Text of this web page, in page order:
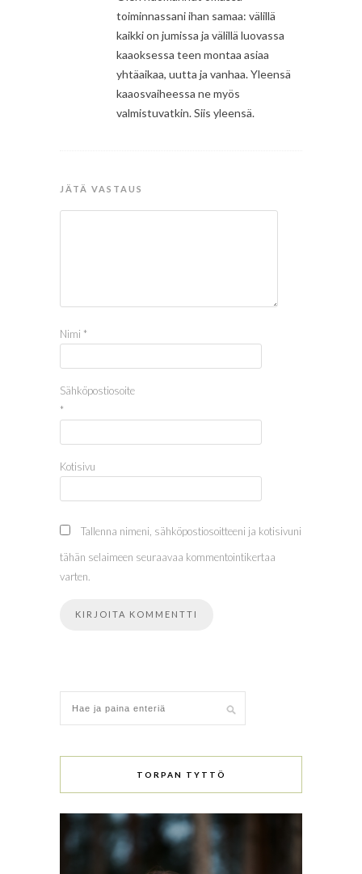
toiminnassani ihan samaa: välillä
kaikki on jumissa ja välillä luovassa
kaaoksessa teen montaa asiaa
yhtäaikaa, uutta ja vanhaa. Yleensä
kaaosvaiheessa ne myös
valmistuvatkin. Siis yleensä.
JÄTÄ VASTAUS
Nimi *
Sähköpostiosoite
*
Kotisivu
Tallenna nimeni, sähköpostiosoitteeni ja kotisivuni
tähän selaimeen seuraavaa kommentointikertaa
varten.
TORPAN TYTTÖ